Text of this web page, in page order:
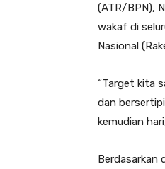
(ATR/BPN),
wakaf di
Nasional
“Target kita
dan
kemudian
Berdasarkan